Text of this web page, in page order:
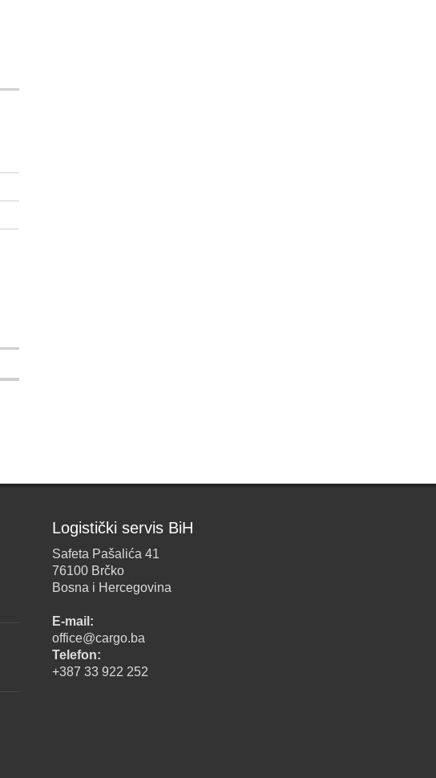
Logistički servis BiH
Safeta Pašalića 41
76100 Brčko
Bosna i Hercegovina
E-mail:
office@cargo.ba
Telefon:
+387 33 922 252